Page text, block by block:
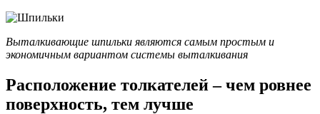
Выталкивающие шпильки являются самым простым и
экономичным вариантом системы выталкивания
Расположение толкателей – чем ровнее
поверхность, тем лучше